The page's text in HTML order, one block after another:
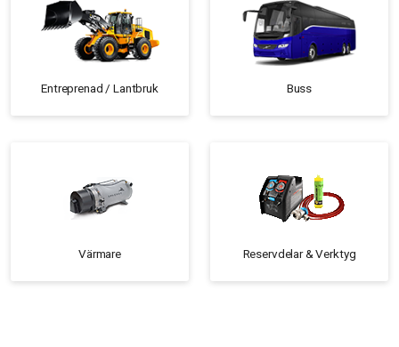
Entreprenad / Lantbruk Buss
Värmare Reservdelar & Verktyg